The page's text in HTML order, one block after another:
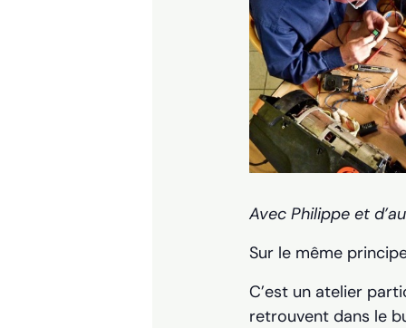
Avec Philippe et
Sur le même
C’est un atelier
retrouvent dans le